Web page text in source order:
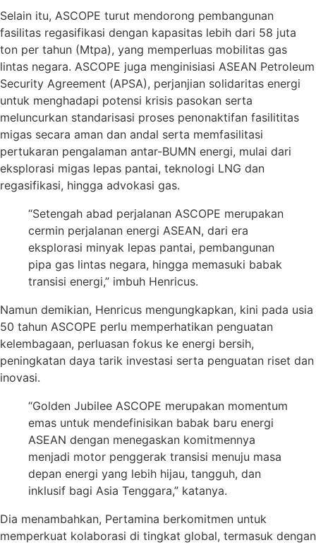
Selain itu, ASCOPE turut mendorong pembangunan
fasilitas regasifikasi dengan kapasitas lebih dari 58 juta
ton per tahun (Mtpa), yang memperluas mobilitas gas
lintas negara. ASCOPE juga menginisiasi ASEAN Petroleum
Security Agreement (APSA), perjanjian solidaritas energi
untuk menghadapi potensi krisis pasokan serta
meluncurkan standarisasi proses penonaktifan fasilititas
migas secara aman dan andal serta memfasilitasi
pertukaran pengalaman antar-BUMN energi, mulai dari
eksplorasi migas lepas pantai, teknologi LNG dan
regasifikasi, hingga advokasi gas.
“Setengah abad perjalanan ASCOPE merupakan
cermin perjalanan energi ASEAN, dari era
eksplorasi minyak lepas pantai, pembangunan
pipa gas lintas negara, hingga memasuki babak
transisi energi,” imbuh Henricus.
Namun demikian, Henricus mengungkapkan, kini pada usia
50 tahun ASCOPE perlu memperhatikan penguatan
kelembagaan, perluasan fokus ke energi bersih,
peningkatan daya tarik investasi serta penguatan riset dan
inovasi.
“Golden Jubilee ASCOPE merupakan momentum
emas untuk mendefinisikan babak baru energi
ASEAN dengan menegaskan komitmennya
menjadi motor penggerak transisi menuju masa
depan energi yang lebih hijau, tangguh, dan
inklusif bagi Asia Tenggara,” katanya.
Dia menambahkan, Pertamina berkomitmen untuk
memperkuat kolaborasi di tingkat global, termasuk dengan